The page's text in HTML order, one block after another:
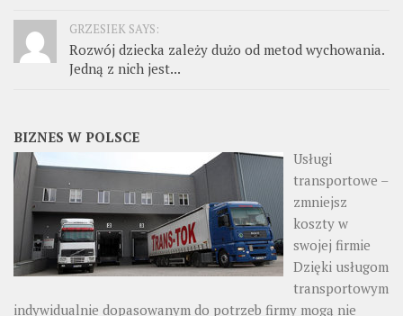
GRZESIEK SAYS:
Rozwój dziecka zależy dużo od metod wychowania.
Jedną z nich jest...
BIZNES W POLSCE
Usługi
transportowe –
zmniejsz
koszty w
swojej firmie
Dzięki usługom
transportowym
indywidualnie dopasowanym do potrzeb firmy mogą nie